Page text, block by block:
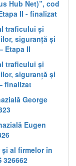
Hub Net)”, cod
II - finalizat
traficului și
siguranță și
Etapa II
traficului și
siguranță și
finalizat
George
Eugen
al firmelor în
326662